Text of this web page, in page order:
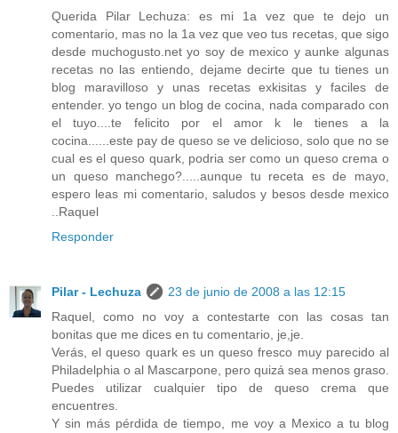
Querida Pilar Lechuza: es mi 1a vez que te dejo un
comentario, mas no la 1a vez que veo tus recetas, que sigo
desde muchogusto.net yo soy de mexico y aunke algunas
recetas no las entiendo, dejame decirte que tu tienes un
blog maravilloso y unas recetas exkisitas y faciles de
entender. yo tengo un blog de cocina, nada comparado con
el tuyo....te felicito por el amor k le tienes a la
cocina......este pay de queso se ve delicioso, solo que no se
cual es el queso quark, podria ser como un queso crema o
un queso manchego?.....aunque tu receta es de mayo,
espero leas mi comentario, saludos y besos desde mexico
..Raquel
Responder
Pilar - Lechuza
23 de junio de 2008 a las 12:15
Raquel, como no voy a contestarte con las cosas tan
bonitas que me dices en tu comentario, je,je.
Verás, el queso quark es un queso fresco muy parecido al
Philadelphia o al Mascarpone, pero quizá sea menos graso.
Puedes utilizar cualquier tipo de queso crema que
encuentres.
Y sin más pérdida de tiempo, me voy a Mexico a tu blog